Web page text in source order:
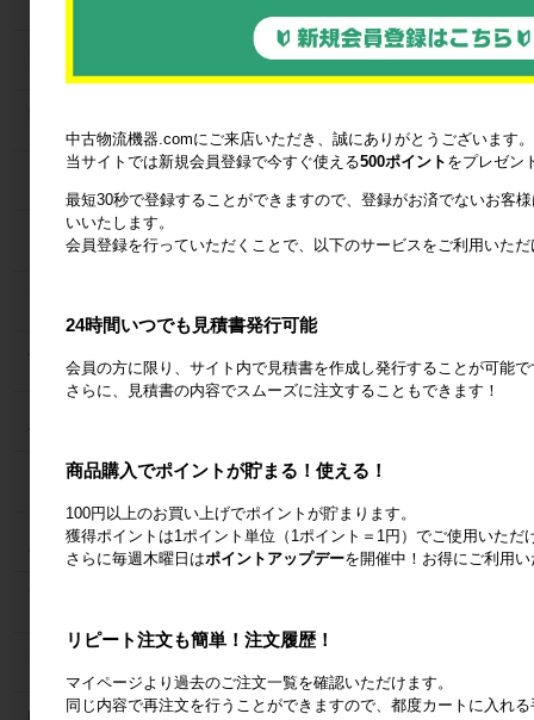
ラック
パレット
コンベア
台車・手押し台車
中古物流機器.comにご来店いただき、誠にありがとうございます。
当サイトでは新規会員登録で今すぐ使える500ポイント をプレゼン
最短30秒で登録することができますので、登録がお済でないお客
いいたします。
会員登録を行っていただくことで、以下のサービスをご利用いた
24時間いつでも見積書発行可能
会員の方に限り、サイト内で見積書を作成し発行することが可能で
さらに、見積書の内容でスムーズに注文することもできます！
商品購入でポイントが貯まる！使える！
100円以上のお買い上げでポイントが貯まります。
獲得ポイントは1ポイント単位（1ポイント＝1円）でご使用いただ
さらに毎週木曜日はポイントアップデーを開催中！お得にご利用
リピート注文も簡単！注文履歴！
マイページより過去のご注文一覧を確認いただけます。
同じ内容で再注文を行うことができますので、都度カートに入れ